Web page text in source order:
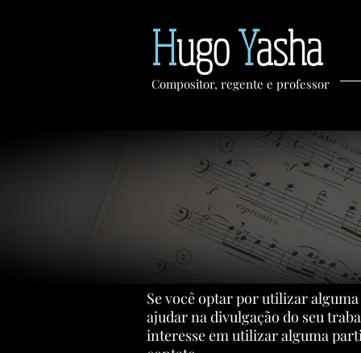
HugoYasha
Compositor, regente e professor
Se você optar por utilizar
ajudar na divulgação do seu
interesse em utilizar alguma